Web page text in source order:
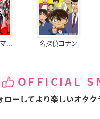
... 名探偵コナン
OFFICIAL
ローしてより楽しいオタク